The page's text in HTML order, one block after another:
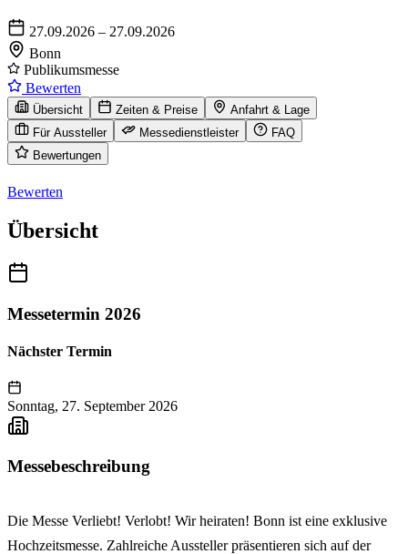
27.09.2026 – 27.09.2026
Bonn
Publikumsmesse
Bewerten
Übersicht Zeiten & Preise
Anfahrt & Lage
Für Aussteller
Messedienstleister
FAQ
Bewertungen
Bewerten
Übersicht
Messetermin 2026
Nächster Termin
Sonntag, 27. September 2026
Messebeschreibung
Die Messe Verliebt! Verlobt! Wir heiraten! Bonn ist eine exklusive
Hochzeitsmesse. Zahlreiche Aussteller präsentieren sich auf der